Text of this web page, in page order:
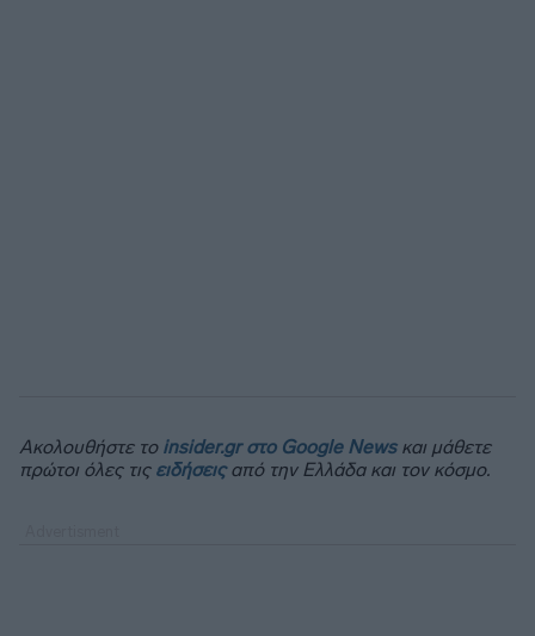
Ακολουθήστε το insider.gr στο Google Newsκαι μάθετε
πρώτοι όλες τις ειδήσειςαπό την Ελλάδα και τον κόσμο.